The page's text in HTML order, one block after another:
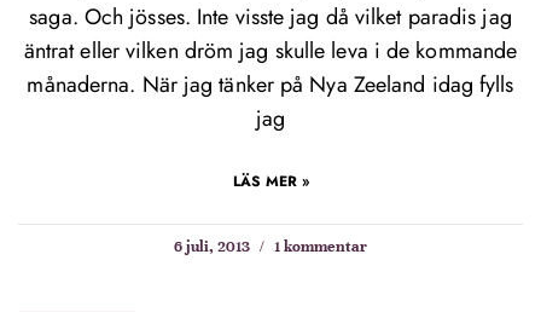
saga. Och jösses. Inte visste jag då vilket paradis jag
äntrat eller vilken dröm jag skulle leva i de kommande
månaderna. När jag tänker på Nya Zeeland idag fylls
jag
LÄS MER »
6 juli, 2013 1 kommentar